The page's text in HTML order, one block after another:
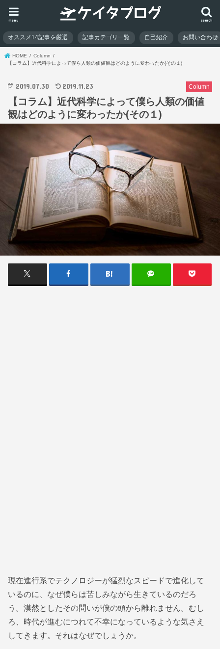
search
menu
オススメ14記事を厳選 記事カテゴリ一覧 自己紹介 お問い合わせ
HOME
Column
【コラム】近代科学によって僕ら人類の価値観はどのように変わったか(その１)
Column
2019.07.30 2019.11.23
【コラム】近代科学によって僕ら人類の価値
観はどのように変わったか(その１)
現在進行系でテクノロジーが猛烈なスピードで進化して
いるのに、なぜ僕らは苦しみながら生きているのだろ
う。漠然としたその問いが僕の頭から離れません。むし
ろ、時代が進むにつれて不幸になっているような気さえ
してきます。それはなぜでしょうか。